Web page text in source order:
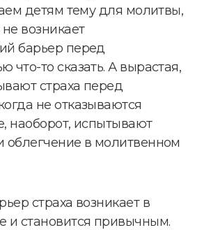
детям тему для молитвы,
возникает
барьер перед
что-то сказать. А вырастая,
страха перед
не отказываются
наоборот, испытывают
облегчение в молитвенном
страха возникает в
и становится привычным.